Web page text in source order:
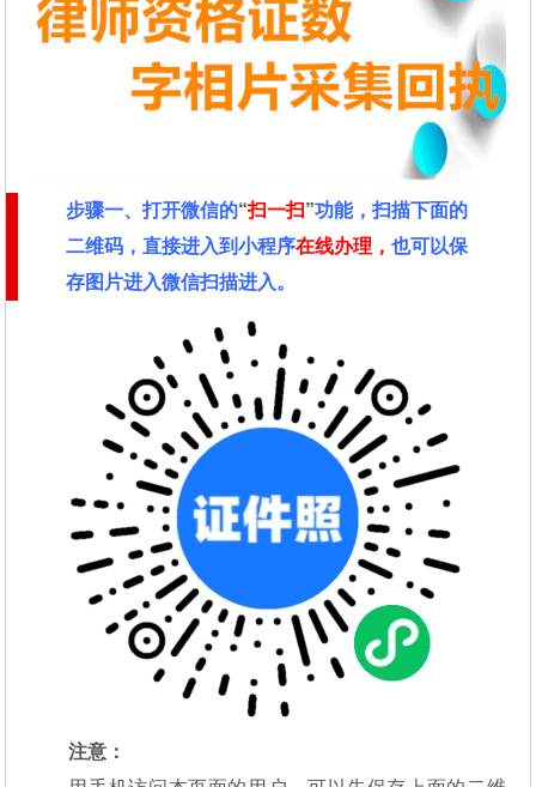
步骤一、打开微信的“扫一扫”功能，扫描下面的
二维码，直接进入到小程序在线办理，也可以保
存图片进入微信扫描进入。
注意：